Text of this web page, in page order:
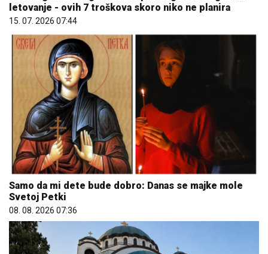
letovanje - ovih 7 troškova skoro niko ne planira
15. 07. 2026 07:44
Samo da mi dete bude dobro: Danas se majke mole
Svetoj Petki
08. 08. 2026 07:36